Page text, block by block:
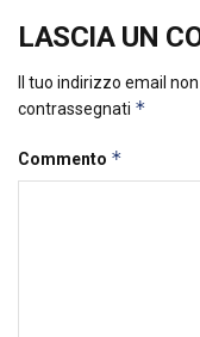
LASCIA UN
Il tuo indirizzo email
contrassegnati *
Commento *